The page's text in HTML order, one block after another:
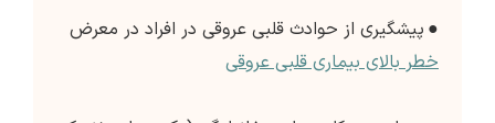
● پیشگیری از حوادث قلبی عروقی در افراد در معرض
خطر بالای بیماری قلبی عروقی